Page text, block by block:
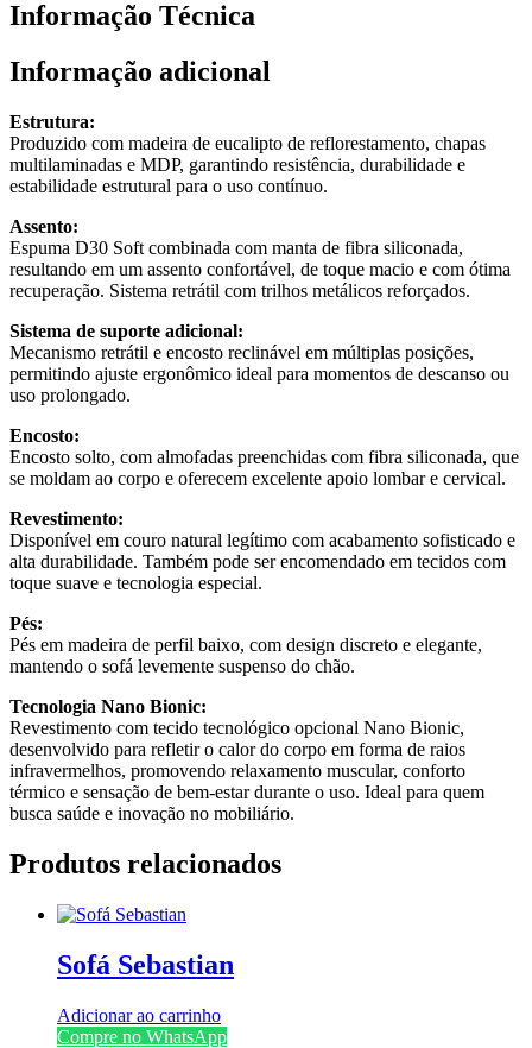
Informação Técnica
Informação adicional
Estrutura:
Produzido com madeira de eucalipto de reflorestamento, chapas
multilaminadas e MDP, garantindo resistência, durabilidade e
estabilidade estrutural para o uso contínuo.
Assento:
Espuma D30 Soft combinada com manta de fibra siliconada,
resultando em um assento confortável, de toque macio e com ótima
recuperação. Sistema retrátil com trilhos metálicos reforçados.
Sistema de suporte adicional:
Mecanismo retrátil e encosto reclinável em múltiplas posições,
permitindo ajuste ergonômico ideal para momentos de descanso ou
uso prolongado.
Encosto:
Encosto solto, com almofadas preenchidas com fibra siliconada, que
se moldam ao corpo e oferecem excelente apoio lombar e cervical.
Revestimento:
Disponível em couro natural legítimo com acabamento sofisticado e
alta durabilidade. Também pode ser encomendado em tecidos com
toque suave e tecnologia especial.
Pés:
Pés em madeira de perfil baixo, com design discreto e elegante,
mantendo o sofá levemente suspenso do chão.
Tecnologia Nano Bionic:
Revestimento com tecido tecnológico opcional Nano Bionic,
desenvolvido para refletir o calor do corpo em forma de raios
infravermelhos, promovendo relaxamento muscular, conforto
térmico e sensação de bem-estar durante o uso. Ideal para quem
busca saúde e inovação no mobiliário.
Produtos relacionados
Sofá Sebastian
Adicionar ao carrinho
Compre no WhatsApp